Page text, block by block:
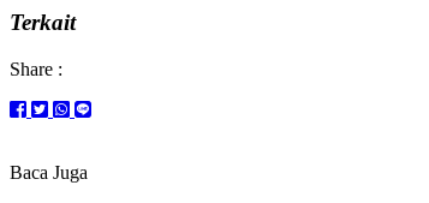
Terkait
Share :
Baca Juga